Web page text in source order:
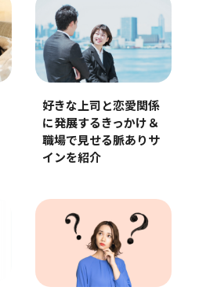
好きな上司と恋愛関係
に発展するきっかけ＆
職場で見せる脈ありサ
インを紹介